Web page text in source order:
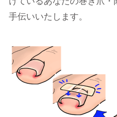
手伝いいたします。